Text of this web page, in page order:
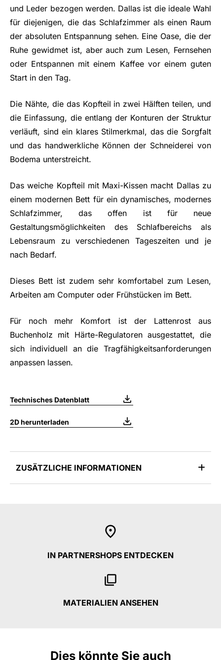
und Leder bezogen werden. Dallas ist die ideale Wahl
für diejenigen, die das Schlafzimmer als einen Raum
der absoluten Entspannung sehen. Eine Oase, die der
Ruhe gewidmet ist, aber auch zum Lesen, Fernsehen
oder Entspannen mit einem Kaffee vor einem guten
Start in den Tag.
Die Nähte, die das Kopfteil in zwei Hälften teilen, und
die Einfassung, die entlang der Konturen der Struktur
verläuft, sind ein klares Stilmerkmal, das die Sorgfalt
und das handwerkliche Können der Schneiderei von
Bodema unterstreicht.
Das weiche Kopfteil mit Maxi-Kissen macht Dallas zu
einem modernen Bett für ein dynamisches, modernes
Schlafzimmer, das offen ist für neue
Gestaltungsmöglichkeiten des Schlafbereichs als
Lebensraum zu verschiedenen Tageszeiten und je
nach Bedarf.
Dieses Bett ist zudem sehr komfortabel zum Lesen,
Arbeiten am Computer oder Frühstücken im Bett.
Für noch mehr Komfort ist der Lattenrost aus
Buchenholz mit Härte-Regulatoren ausgestattet, die
sich individuell an die Tragfähigkeitsanforderungen
anpassen lassen.
Technisches Datenblatt
2D herunterladen
ZUSÄTZLICHE INFORMATIONEN
IN PARTNERSHOPS ENTDECKEN
MATERIALIEN ANSEHEN
Dies könnte Sie auch